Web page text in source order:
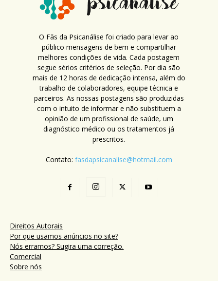
O Fãs da Psicanálise foi criado para levar ao
público mensagens de bem e compartilhar
melhores condições de vida. Cada postagem
segue sérios critérios de seleção. Por dia são
mais de 12 horas de dedicação intensa, além do
trabalho de colaboradores, equipe técnica e
parceiros. As nossas postagens são produzidas
com o intuito de informar e não substituem a
opinião de um profissional de saúde, um
diagnóstico médico ou os tratamentos já
prescritos.
Contato: fasdapsicanalise@hotmail.com
Direitos Autorais
Por que usamos anúncios no site?
Nós erramos? Sugira uma correção.
Comercial
Sobre nós